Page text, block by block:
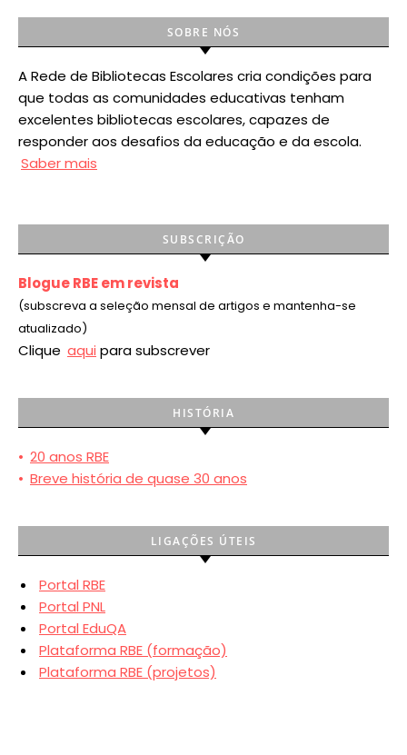
SOBRE NÓS
A Rede de Bibliotecas Escolares cria condições para
que todas as comunidades educativas tenham
excelentes bibliotecas escolares, capazes de
responder aos desafios da educação e da escola.
Saber mais
SUBSCRIÇÃO
Blogue RBE em revista
(subscreva a seleção mensal de artigos e mantenha-se
atualizado)
Clique aqui para subscrever
HISTÓRIA
• 20 anos RBE
• Breve história de quase 30 anos
LIGAÇÕES ÚTEIS
Portal RBE
Portal PNL
Portal EduQA
Plataforma RBE (formação)
Plataforma RBE (projetos)